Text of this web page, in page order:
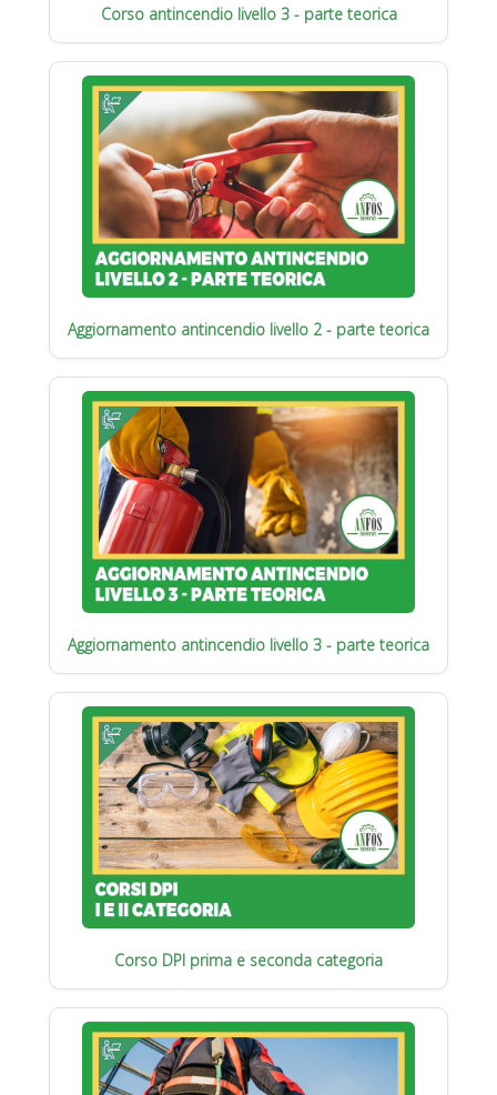
Corso antincendio livello 3 - parte teorica
Aggiornamento antincendio livello 2 - parte teorica
Aggiornamento antincendio livello 3 - parte teorica
Corso DPI prima e seconda categoria